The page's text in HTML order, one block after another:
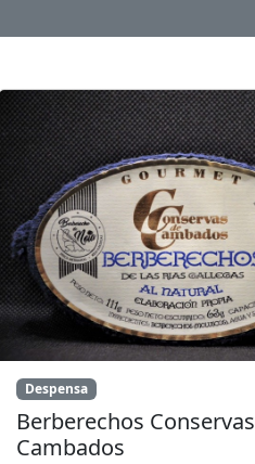
Despensa
Berberechos Conservas
Cambados